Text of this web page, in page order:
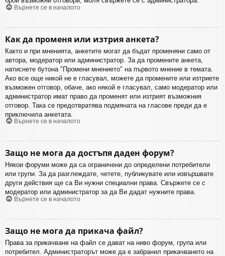
Върнете се в началото
Как да променя или изтрия анкета?
Както и при мненията, анкетите могат да бъдат променяни само от
автора, модератор или администратор. За да промените анкета,
натиснете бутона "Промени мнението" на първото мнение в темата.
Ако все още никой не е гласувал, можете да промените или изтриете
възможен отговор, обаче, ако някой е гласувал, само модератор или
администратор имат право да променят или изтрият възможния
отговор. Така се предотвратява подмяната на гласове преди да е
приключила анкетата.
Върнете се в началото
Защо не мога да достъпя даден форум?
Някои форуми може да са ограничени до определени потребители
или групи. За да разглеждате, четете, публикувате или извършвате
други действия ще са Ви нужни специални права. Свържете се с
модератор или администратор за да Ви дадат нужните права.
Върнете се в началото
Защо не мога да прикача файл?
Права за прикачване на файл се дават на ниво форум, група или
потребител. Администраторът може да е забранил прикачването на